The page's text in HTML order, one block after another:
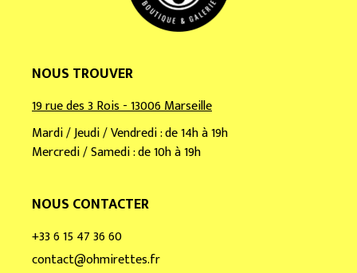
NOUS TROUVER
19 rue des 3 Rois - 13006 Marseille
Mardi / Jeudi / Vendredi : de 14h à 19h
Mercredi / Samedi : de 10h à 19h
NOUS CONTACTER
+33 6 15 47 36 60
contact@ohmirettes.fr